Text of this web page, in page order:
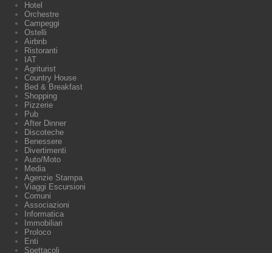
Hotel
Orchestre
Campeggi
Ostelli
Airbnb
Ristoranti
IAT
Agriturist
Country House
Bed & Breakfast
Shopping
Pizzerie
Pub
After Dinner
Discoteche
Benessere
Divertimenti
Auto/Moto
Media
Agenzie Stampa
Viaggi Escursioni
Comuni
Associazioni
Informatica
Immobiliari
Proloco
Enti
Spettacoli